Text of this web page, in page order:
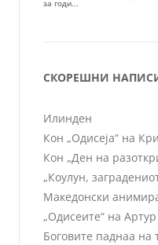
СКОРЕШНИ
Илинден
Кон „Одисеја“ на
Кон „Ден на
„Коулун,
Македонски
„Одисеите“ на
Боговите паднаа на